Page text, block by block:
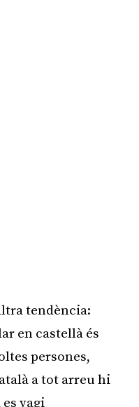
tendència:
en castellà és
persones,
a tot arreu hi
vagi